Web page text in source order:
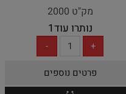
מק"ט 2000
נותרו עוד1
פרטים נוספים